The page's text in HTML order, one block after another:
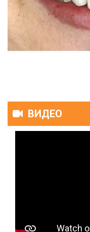
ВИДЕО